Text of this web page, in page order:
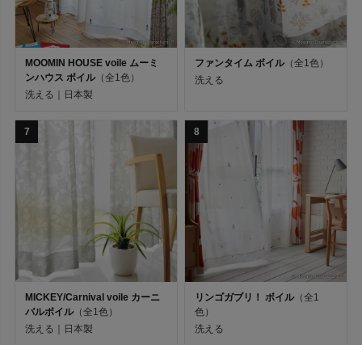
MOOMIN HOUSE voile ムーミ
ンハウス ボイル （全1色）
洗える｜日本製
ファンタイム ボイル （全1色）
洗える
7
MICKEY/Carnival voile カーニ
バルボイル （全1色）
洗える｜日本製
8
リンゴガブリ！ ボイル （全1
色）
洗える
既製カーテン（サイズ別）
オーダーカーテン（縫製別）
デザイン
ブランド
カラー
キーワード